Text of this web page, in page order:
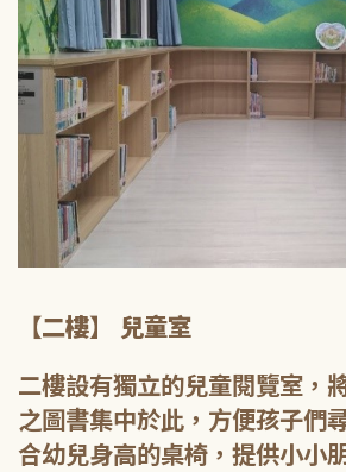
【二樓】 兒童室
二樓設有獨立的兒童閱覽室，
之圖書集中於此，方便孩子們
合幼兒身高的桌椅，提供小小